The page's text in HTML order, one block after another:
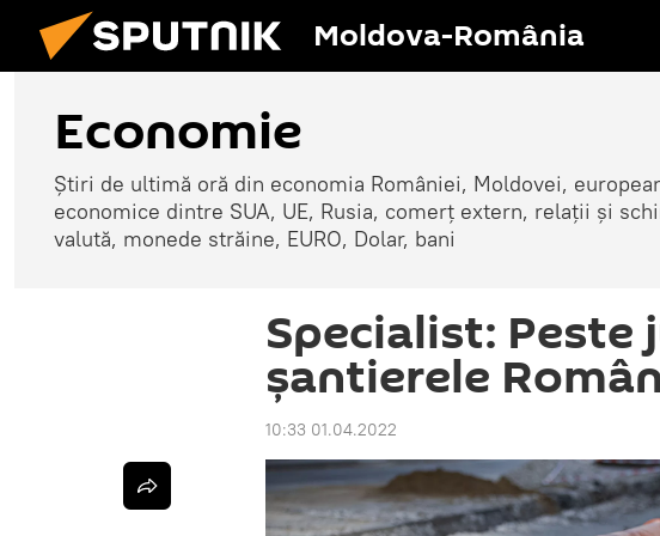
Moldova-România
Economie
Știri de ultimă oră din economia României, Moldovei,
economice dintre SUA, UE, Rusia, comerț extern, relații și
valută, monede străine, EURO, Dolar, bani
Specialist:
șantierele
10:33 01.04.2022